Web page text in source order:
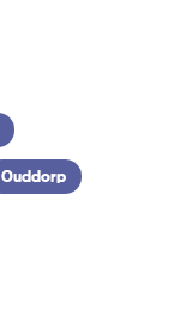
Ouddorp